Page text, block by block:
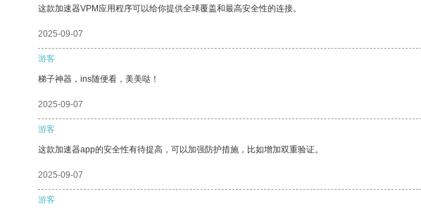
这款加速器VPM应用程序可以给你提供全球覆盖和最高安全性的连接。
2025-09-07
游客
梯子神器，ins随便看，美美哒！
2025-09-07
游客
这款加速器app的安全性有待提高，可以加强防护措施，比如增加双重验证。
2025-09-07
游客